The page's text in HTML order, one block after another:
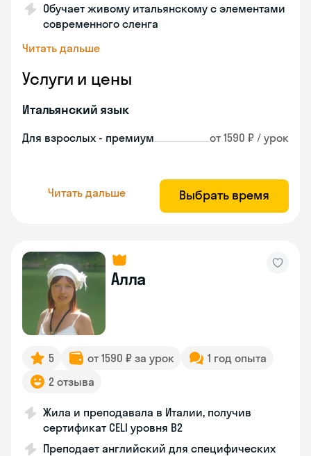
Обучает живому итальянскому с элементами
современного сленга
Читать дальше
Услуги и цены
Итальянский язык
Для взрослых - премиум от 1590 ₽ / урок
Читать дальше Выбрать время
Алла
5 от 1590 ₽ за урок
1 год опыта
2 отзыва
Жила и преподавала в Италии, получив
сертификат CELI уровня В2
Преподает английский для специфических